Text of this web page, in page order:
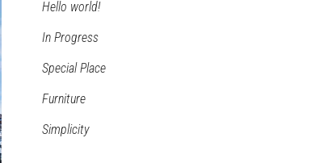
Hello world!
In Progress
Special Place
Furniture
Simplicity